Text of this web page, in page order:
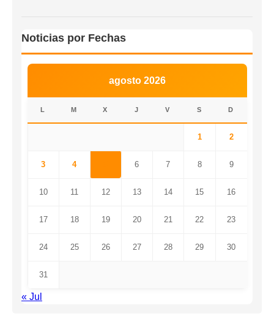
Noticias por Fechas
agosto 2026
L M X J V S D
1 2
3 4 6 7 8 9
10 11 12 13 14 15 16
17 18 19 20 21 22 23
24 25 26 27 28 29 30
31
« Jul